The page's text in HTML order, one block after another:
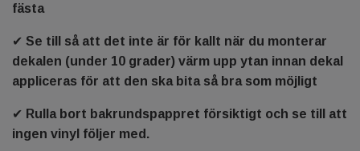
fästa
✔ Se till så att det inte är för kallt när du monterar
dekalen (under 10 grader) värm upp ytan innan dekal
appliceras för att den ska bita så bra som möjligt
✔ Rulla bort bakrundspappret försiktigt och se till att
ingen vinyl följer med.